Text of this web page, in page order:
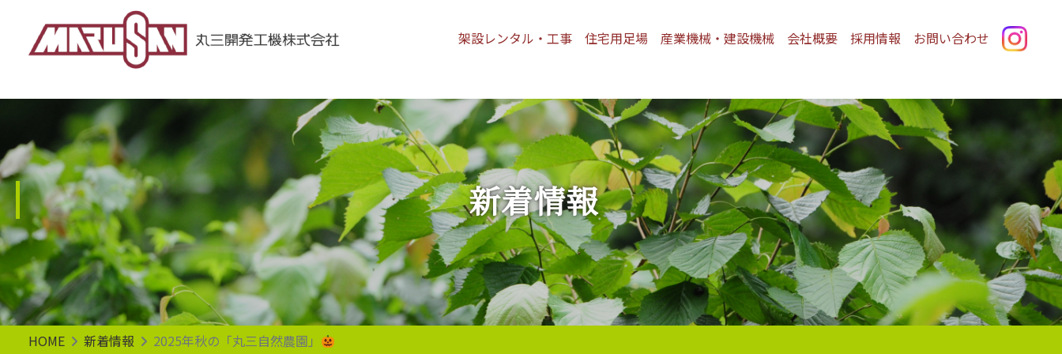
Main Navigation 架設レンタル・工事 住宅用足場 産業機械・建設機械 会社概要 採用情報 お問い合わせ
新着情報
HOME 新着情報 2025年秋の「丸三自然農園」